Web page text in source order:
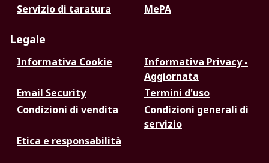
Servizio di taratura
MePA
Legale
Informativa Cookie
Informativa Privacy -
Aggiornata
Email Security
Termini d'uso
Condizioni di vendita
Condizioni generali di
servizio
Etica e responsabilità